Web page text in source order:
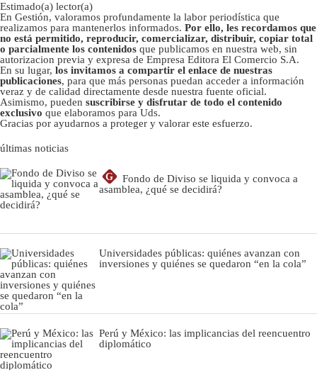
Estimado(a) lector(a)
En Gestión, valoramos profundamente la labor periodística que
realizamos para mantenerlos informados. Por ello, les recordamos que
no está permitido, reproducir, comercializar, distribuir, copiar total
o parcialmente los contenidos que publicamos en nuestra web, sin
autorizacion previa y expresa de Empresa Editora El Comercio S.A.
En su lugar, los invitamos a compartir el enlace de nuestras
publicaciones, para que más personas puedan acceder a información
veraz y de calidad directamente desde nuestra fuente oficial.
Asimismo, pueden suscribirse y disfrutar de todo el contenido
exclusivo que elaboramos para Uds.
Gracias por ayudarnos a proteger y valorar este esfuerzo.
últimas noticias
G
Fondo de Diviso se liquida y convoca a
asamblea, ¿qué se decidirá?
Universidades públicas: quiénes avanzan con
inversiones y quiénes se quedaron “en la cola”
Perú y México: las implicancias del reencuentro
diplomático